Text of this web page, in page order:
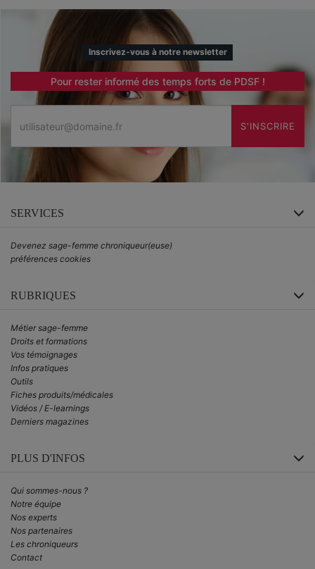
Inscrivez-vous à notre newsletter
Pour rester informé des temps forts de PDSF !
S'INSCRIRE
SERVICES
Devenez sage-femme chroniqueur(euse)
préférences cookies
RUBRIQUES
Métier sage-femme
Droits et formations
Vos témoignages
Infos pratiques
Outils
Fiches produits/médicales
Vidéos / E-learnings
Derniers magazines
PLUS D'INFOS
Qui sommes-nous ?
Notre équipe
Nos experts
Nos partenaires
Les chroniqueurs
Contact